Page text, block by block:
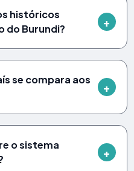
históricos
do Burundi?
se compara aos
o sistema